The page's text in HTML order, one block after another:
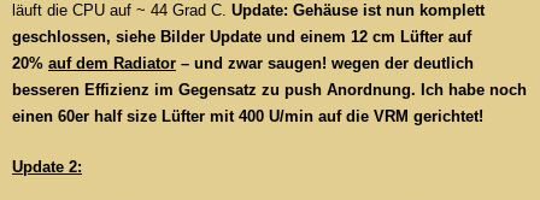
läuft die CPU auf ~ 44 Grad C. Update: Gehäuse ist nun komplett
geschlossen, siehe Bilder Update und einem 12 cm Lüfter auf
20% auf dem Radiator – und zwar saugen! wegen der deutlich
besseren Effizienz im Gegensatz zu push Anordnung. Ich habe noch
einen 60er half size Lüfter mit 400 U/min auf die VRM gerichtet!
Update 2: